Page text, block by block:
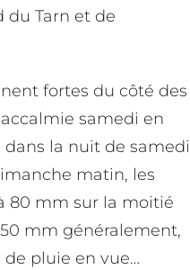
du Tarn et de
fortes du côté des
samedi en
la nuit de samedi
matin, les
80 mm sur la moitié
mm généralement,
pluie en vue…